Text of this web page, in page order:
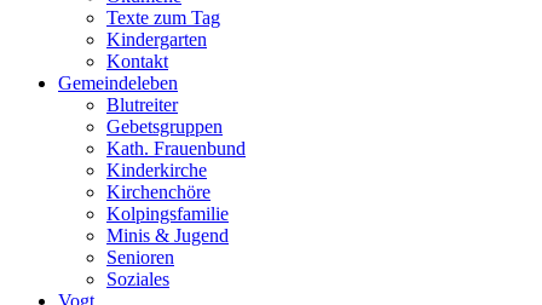
Texte zum Tag
Kindergarten
Kontakt
Gemeindeleben
Blutreiter
Gebetsgruppen
Kath. Frauenbund
Kinderkirche
Kirchenchöre
Kolpingsfamilie
Minis & Jugend
Senioren
Soziales
Vogt